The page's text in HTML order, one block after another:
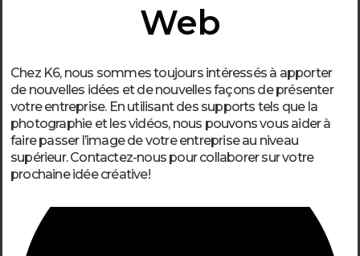
Web
Chez K6, nous sommes toujours intéressés à apporter
de nouvelles idées et de nouvelles façons de présenter
votre entreprise. En utilisant des supports tels que la
photographie et les vidéos, nous pouvons vous aider à
faire passer l’image de votre entreprise au niveau
supérieur. Contactez-nous pour collaborer sur votre
prochaine idée créative!